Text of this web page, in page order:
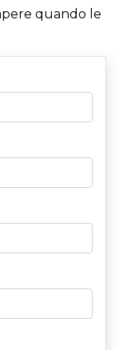
quando le